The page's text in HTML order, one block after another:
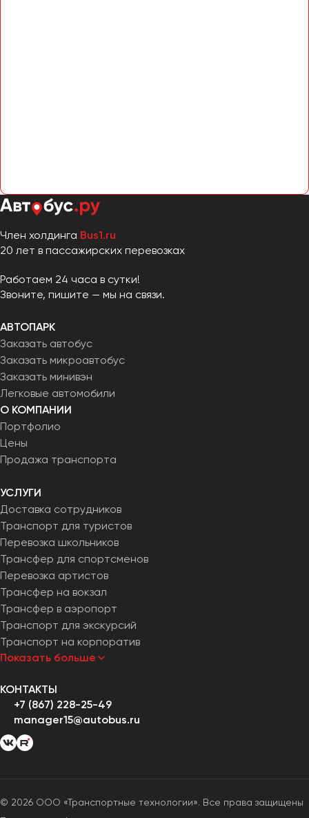
Член холдинга Bus1.ru
20 лет в пассажирских перевозках
Работаем 24 часа в сутки!
Звоните, пишите — мы на связи.
АВТОПАРК
Заказать автобус
Заказать микроавтобус
Заказать минивэн
Легковые автомобили
О КОМПАНИИ
Портфолио
Цены
Продажа транспорта
УСЛУГИ
Доставка сотрудников
Транспорт для туристов
Перевозка школьников
Трансфер для спортсменов
Перевозка артистов
Трансфер на вокзал
Трансфер в аэропорт
Транспорт для экскурсий
Транспорт на корпоратив
Показать больше
КОНТАКТЫ
+7 (867) 228-25-49
manager15@autobus.ru
© 2026 ООО «Транспортные технологии». Все права защищены